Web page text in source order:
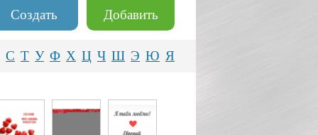
Добавить
Создать
С Т У Ф Х Ц Ч Ш Э Ю Я